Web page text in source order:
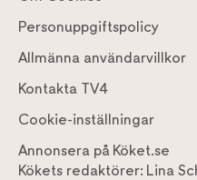
Personuppgiftspolicy
Allmänna användarvillkor
Kontakta TV4
Cookie-inställningar
Annonsera på Köket.se
Kökets redaktörer: Lina